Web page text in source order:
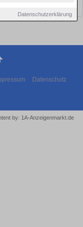
Datenschutzerklärung
Datenschutz
by: 1A-Anzeigenmarkt.de